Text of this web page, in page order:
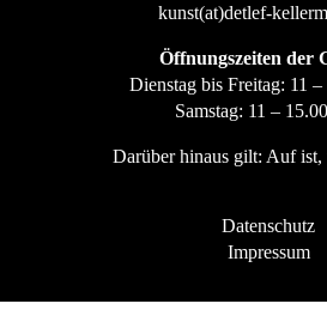
kunst(at)detlef-
Öffnungszeiten der
Dienstag bis Freitag: 11
Samstag: 11 –
Darüber hinaus gilt: Auf ist,
Datenschutz
Impressum